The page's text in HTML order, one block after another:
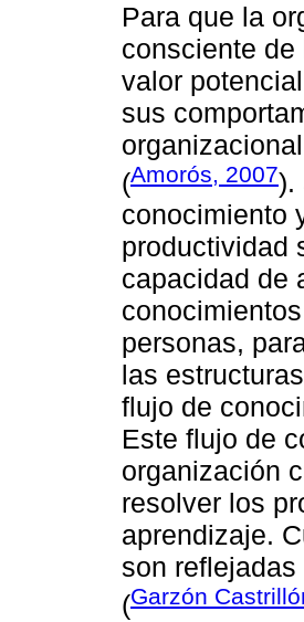
Para que la
consciente
valor
sus
(Amorós, 2007).
conocimiento
productividad
capacidad de
personas,
las
flujo de
Este flujo de
organización
resolver los
aprendizaje.
son
(Garzón